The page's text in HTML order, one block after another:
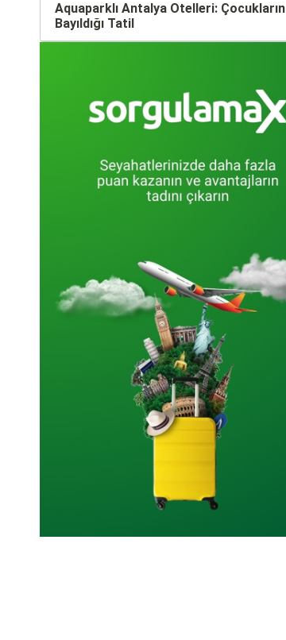
Aquaparklı Antalya Otelleri: Çocukların
Bayıldığı Tatil